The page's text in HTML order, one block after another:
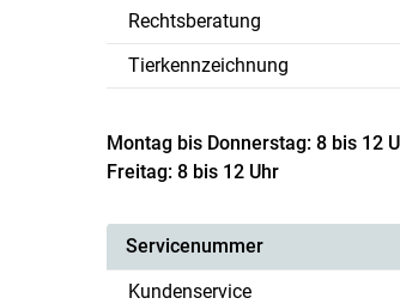
Rechtsberatung
Tierkennzeichnung
Montag bis Donnerstag: 8 bis 12
Freitag: 8 bis 12 Uhr
Servicenummer
Kundenservice